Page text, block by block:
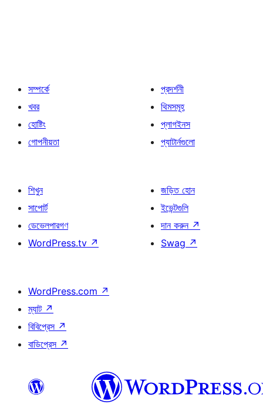
সম্পর্কে
খবর
হোষ্টিং
গোপনীয়তা
প্রদর্শনী
থিমসমূহ
প্লাগইনস
প্যাটার্নগুলো
শিখুন
সাপোর্ট
ডেভেলপারগণ
WordPress.tv ↗
জড়িত হোন
ইভেন্টগুলি
দান করুন ↗
Swag ↗
WordPress.com ↗
ম্যাট ↗
বিবিপ্রেস ↗
বাডিপ্রেস ↗